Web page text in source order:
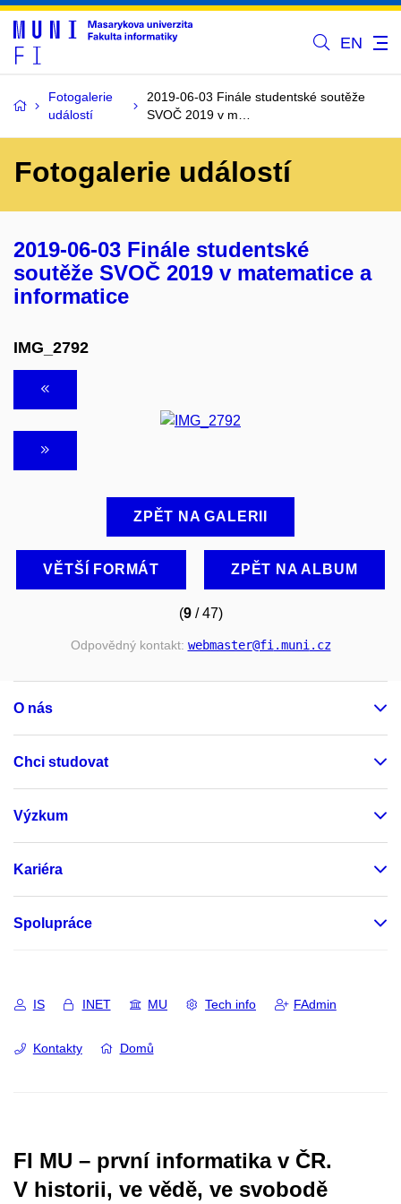
EN
Fotogalerie
událostí
2019-06-03 Finále studentské soutěže
SVOČ 2019 v m…
Fotogalerie událostí
2019-06-03 Finále studentské
soutěže SVOČ 2019 v matematice a
informatice
IMG_2792
ZPĚT NA GALERII
VĚTŠÍ FORMÁT ZPĚT NA ALBUM
(9/ 47)
Odpovědný kontakt: webmaster@fi.muni.cz
O nás
Chci studovat
Výzkum
Kariéra
Spolupráce
IS INET MU Tech info FAdmin
Kontakty Domů
FI MU – první informatika v ČR.
V historii, ve vědě, ve svobodě